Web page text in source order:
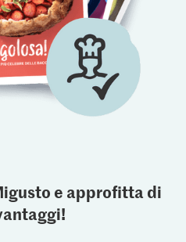
e approfitta di